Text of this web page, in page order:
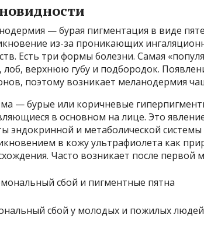
— бурая пигментация в виде
из-за проникающих
Есть три формы болезни. Самая
лоб, верхнюю губу и подбородок.
поэтому возникает меланодермия
— бурые или коричневые
в основном на лице. Это
эндокринной и метаболической
в кожу ультрафиолета как
Часто возникает после первой
сбой у молодых и пожилых людей